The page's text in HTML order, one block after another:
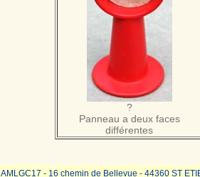
?
Panneau a deux faces
différentes
AMLGC17 - 16 chemin de Bellevue - 44360 ST